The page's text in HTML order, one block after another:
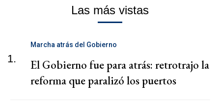
Las más vistas
1.
Marcha atrás del Gobierno
El Gobierno fue para atrás: retrotrajo la
reforma que paralizó los puertos